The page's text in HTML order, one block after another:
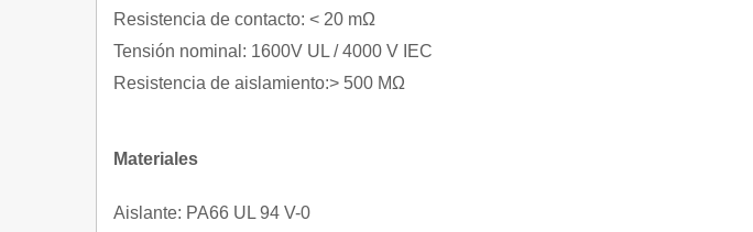
Resistencia de contacto: < 20 mΩ
Tensión nominal: 1600V UL / 4000 V IEC
Resistencia de aislamiento:> 500 MΩ
Materiales
Aislante: PA66 UL 94 V-0